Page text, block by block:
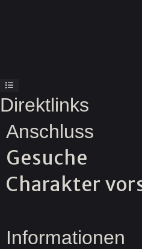
Direktlinks
Anschluss
Gesuche
Charakter
Informationen